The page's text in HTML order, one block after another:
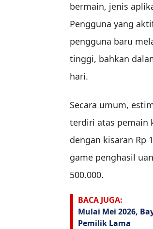
bermain, jenis
Pengguna yang
pengguna baru
tinggi, bahkan
hari.
Secara umum,
terdiri atas pemain
dengan kisaran Rp
game penghasil
500.000.
BACA JUGA:
Mulai Mei 2026,
Pemilik Lama